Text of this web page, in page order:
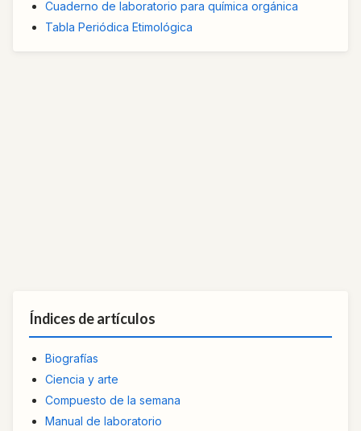
Cuaderno de laboratorio para química orgánica
Tabla Periódica Etimológica
Índices de artículos
Biografías
Ciencia y arte
Compuesto de la semana
Manual de laboratorio